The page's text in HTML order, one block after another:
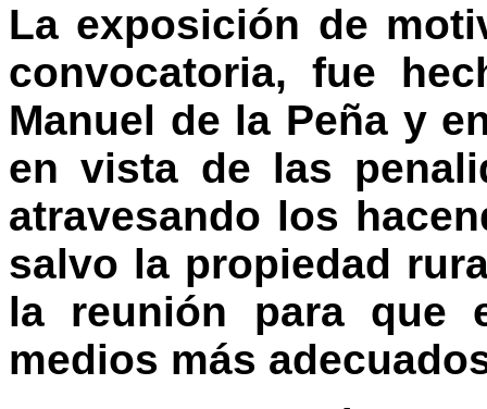
La exposición de
convocatoria, fue
Manuel de la Peña y
en vista de las
atravesando los
salvo la propiedad
la reunión para que
medios más